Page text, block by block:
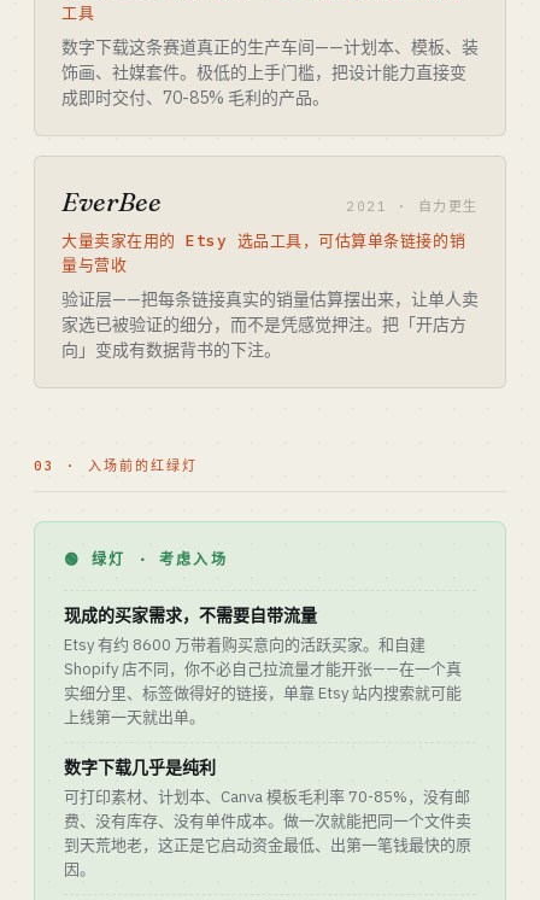
工具
数字下载这条赛道真正的生产车间——计划本、模板、装
饰画、社媒套件。极低的上手门槛，把设计能力直接变
成即时交付、70-85% 毛利的产品。
EverBee 2021 · 自力更生
大量卖家在用的 Etsy 选品工具，可估算单条链接的销
量与营收
验证层——把每条链接真实的销量估算摆出来，让单人卖
家选已被验证的细分，而不是凭感觉押注。把「开店方
向」变成有数据背书的下注。
03 · 入场前的红绿灯
🟢 绿灯 · 考虑入场
现成的买家需求，不需要自带流量
Etsy 有约 8600 万带着购买意向的活跃买家。和自建
Shopify 店不同，你不必自己拉流量才能开张——在一个真
实细分里、标签做得好的链接，单靠 Etsy 站内搜索就可能
上线第一天就出单。
数字下载几乎是纯利
可打印素材、计划本、Canva 模板毛利率 70-85%，没有邮
费、没有库存、没有单件成本。做一次就能把同一个文件卖
到天荒地老，这正是它启动资金最低、出第一笔钱最快的原
因。